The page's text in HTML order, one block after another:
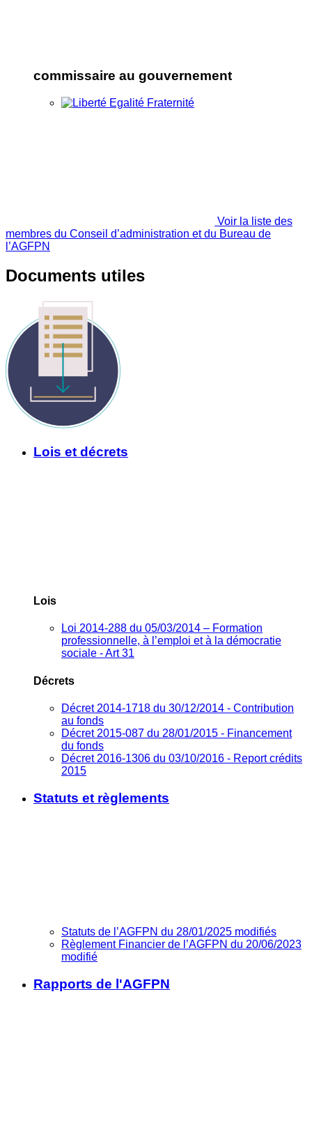
commissaire au gouvernement
Voir la liste des
membres du Conseil d’administration et du Bureau de
l’AGFPN
Documents utiles
Lois et décrets
Lois
Loi 2014-288 du 05/03/2014 – Formation
professionnelle, à l’emploi et à la démocratie
sociale - Art 31
Décrets
Décret 2014-1718 du 30/12/2014 - Contribution
au fonds
Décret 2015-087 du 28/01/2015 - Financement
du fonds
Décret 2016-1306 du 03/10/2016 - Report crédits
2015
Statuts et règlements
Statuts de l’AGFPN du 28/01/2025 modifiés
Règlement Financier de l’AGFPN du 20/06/2023
modifié
Rapports de l'AGFPN